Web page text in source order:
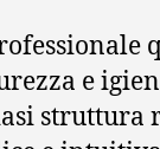
e
struttura